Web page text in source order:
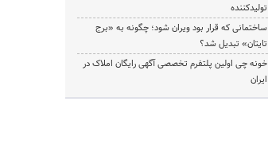
تولیدکننده
ساختمانی که قرار بود ویران شود؛ چگونه به «برج
تایتان» تبدیل شد؟
خونه چی اولین پلتفرم تخصصی آگهی رایگان املاک در
ایران